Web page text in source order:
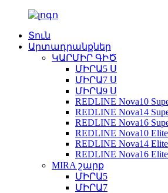
Տուն
Արտադրանքներ
ԿԱՐՄԻՐ ԳԻԾ
ՄԻՐԱ5 Ս
ՄԻՐԱ7 Ս
ՄԻՐԱ9 Ս
REDLINE Nova10
REDLINE Nova14
REDLINE Nova16
REDLINE Nova10 Elite
REDLINE Nova14 Elite
REDLINE Nova16 Elite
MIRA շարք
ՄԻՐԱ5
ՄԻՐԱ7